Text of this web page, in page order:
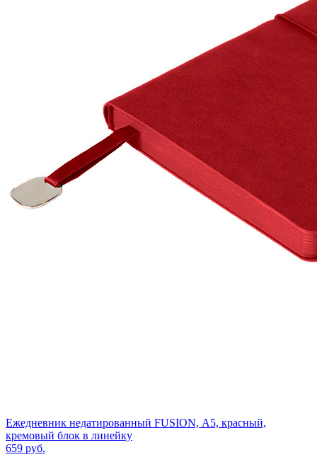
Ежедневник недатированный FUSION, А5, красный,
кремовый блок в линейку
659 руб.